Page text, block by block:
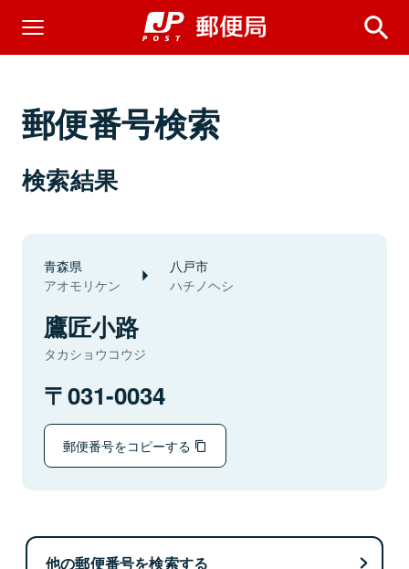
郵便番号検索
検索結果
青森県
アオモリケン
八戸市
ハチノヘシ
鷹匠小路
タカショウコウジ
031-0034
郵便番号をコピーする
他の郵便番号を検索する